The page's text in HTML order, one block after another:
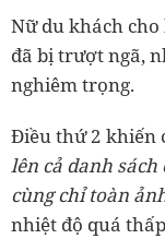
Nữ du khách
đã bị trượt ngã,
nghiêm trọng.
Điều thứ 2 khiến
lên cả danh
cùng chỉ toàn
nhiệt độ quá